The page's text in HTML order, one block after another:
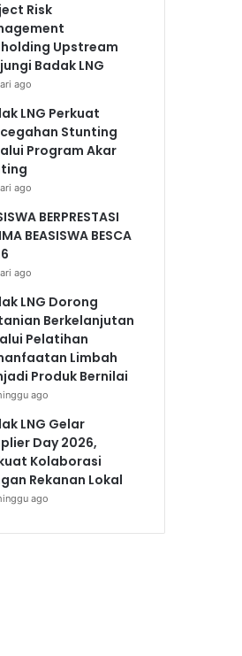
Risk
Upstream
Badak LNG
ago
LNG Perkuat
Stunting
Program Akar
ago
BERPRESTASI
BEASISWA BESCA
ago
LNG Dorong
Berkelanjutan
Pelatihan
Limbah
Produk Bernilai
ago
LNG Gelar
Day 2026,
Kolaborasi
Rekanan Lokal
ago